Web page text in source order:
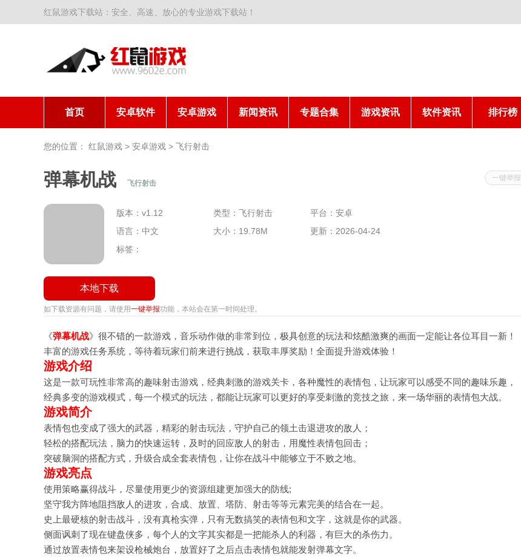
红鼠游戏下载站：安全、高速、放心的专业游戏下载站！
首页 安卓软件 安卓游戏 新闻资讯 专题合集 游戏资讯 软件资讯 排行榜
您的位置： 红鼠游戏 > 安卓游戏 > 飞行射击
一键举报
弹幕机战 飞行射击
版本：v1.12 类型：飞行射击
平台：安卓
语言：中文
大小：19.78M
更新：2026-04-24
标签：
本地下载
如下载资源有问题，请使用一键举报功能，本站会在第一时间处理。
《弹幕机战》很不错的一款游戏，音乐动作做的非常到位，极具创意的玩法和炫酷激爽的画面一定能让各位耳目一新！
丰富的游戏任务系统，等待着玩家们前来进行挑战，获取丰厚奖励！全面提升游戏体验！
游戏介绍
这是一款可玩性非常高的趣味射击游戏，经典刺激的游戏关卡，各种魔性的表情包，让玩家可以感受不同的趣味乐趣，
经典多变的游戏模式，每一个模式的玩法，都能让玩家可以更好的享受刺激的竞技之旅，来一场华丽的表情包大战。
游戏简介
表情包也变成了强大的武器，精彩的射击玩法，守护自己的领土击退进攻的敌人；
轻松的搭配玩法，脑力的快速运转，及时的回应敌人的射击，用魔性表情包回击；
突破脑洞的搭配方式，升级合成全套表情包，让你在战斗中能够立于不败之地。
游戏亮点
使用策略赢得战斗，尽量使用更少的资源组建更加强大的防线;
坚守我方阵地阻挡敌人的进攻，合成、放置、塔防、射击等等元素完美的结合在一起。
史上最硬核的射击战斗，没有真枪实弹，只有无数搞笑的表情包和文字，这就是你的武器。
侧面讽刺了现在键盘侠多，每个人的文字其实都是一把能杀人的利器，有巨大的杀伤力。
通过放置表情包来架设枪械炮台，放置好了之后点击表情包就能发射弹幕文字。